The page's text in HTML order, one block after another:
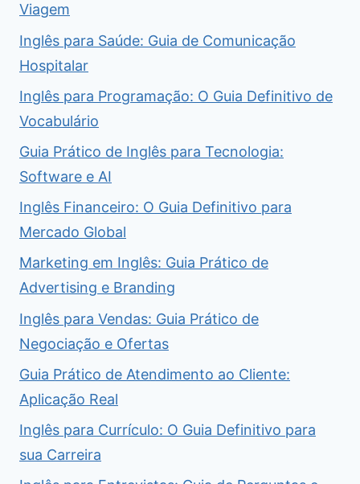
Viagem
Inglês para Saúde: Guia de Comunicação
Hospitalar
Inglês para Programação: O Guia Definitivo de
Vocabulário
Guia Prático de Inglês para Tecnologia:
Software e AI
Inglês Financeiro: O Guia Definitivo para
Mercado Global
Marketing em Inglês: Guia Prático de
Advertising e Branding
Inglês para Vendas: Guia Prático de
Negociação e Ofertas
Guia Prático de Atendimento ao Cliente:
Aplicação Real
Inglês para Currículo: O Guia Definitivo para
sua Carreira